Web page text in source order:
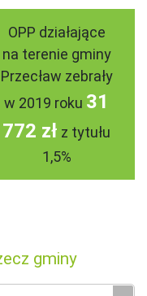
OPP działające
na terenie gminy
Przecław zebrały
w 2019 roku 31
772 zł z tytułu
1,5%
gminy